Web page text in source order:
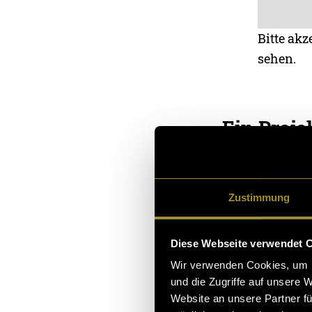
Zustimmung
Diese Webseite verwendet
Wir verwenden Cookies,
und die Zugriffe auf unsere
Website an unsere Partner
Bitte
sehen.
Ein
Die Drohne
völlig
Die direkte
und das